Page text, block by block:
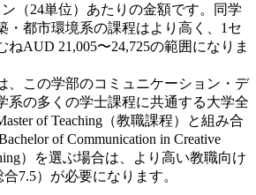
（24単位）あたりの金額です。同学
・都市環境系の課程はより高く、1セ
ねAUD 21,005〜24,725の範囲になりま
、この学部のコミュニケーション・デ
系の多くの学士課程に共通する大学全
of Teaching（教職課程）と組み合
of Communication in Creative
）を選ぶ場合は、より高い教職向け
7.5）が必要になります。